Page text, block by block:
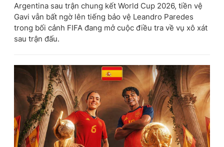
Argentina sau trận chung kết World Cup 2026, tiền vệ
Gavi vẫn bất ngờ lên tiếng bảo vệ Leandro Paredes
trong bối cảnh FIFA đang mở cuộc điều tra về vụ xô xát
sau trận đấu.